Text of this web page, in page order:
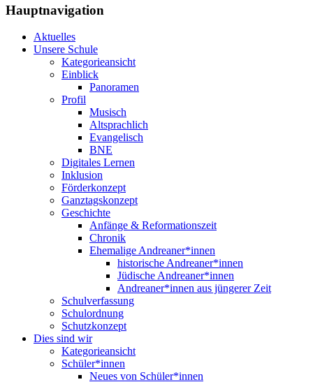
Hauptnavigation
Aktuelles
Unsere Schule
Kategorieansicht
Einblick
Panoramen
Profil
Musisch
Altsprachlich
Evangelisch
BNE
Digitales Lernen
Inklusion
Förderkonzept
Ganztagskonzept
Geschichte
Anfänge & Reformationszeit
Chronik
Ehemalige Andreaner*innen
historische Andreaner*innen
Jüdische Andreaner*innen
Andreaner*innen aus jüngerer Zeit
Schulverfassung
Schulordnung
Schutzkonzept
Dies sind wir
Kategorieansicht
Schüler*innen
Neues von Schüler*innen